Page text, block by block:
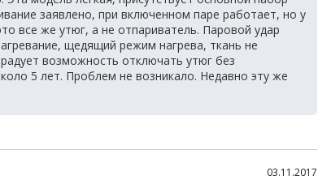
заявлено, при включенном паре работает, но у
все же утюг, а не отпариватель. Паровой удар
щедящий режим нагрева, ткань не
возможность отключать утюг без
5 лет. Проблем не возникало. Недавно эту же
03.11.2017